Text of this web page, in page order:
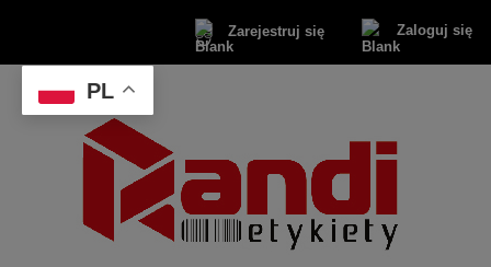
Zarejestruj się Zaloguj się
PL